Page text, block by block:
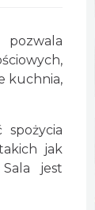
kuchnia,
jak
jest